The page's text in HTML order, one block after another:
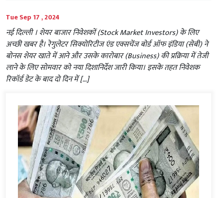
Tue Sep 17 , 2024
नई दिल्‍ली । शेयर बाजार निवेशकों (Stock Market Investors) के लिए
अच्छी खबर है। रेगुलेटर सिक्योरिटीज एंड एक्सचेंज बोर्ड ऑफ इंडिया (सेबी) ने
बोनस शेयर खाते में आने और उसके कारोबार (Business) की प्रक्रिया में तेजी
लाने के लिए सोमवार को नया दिशानिर्देश जारी किया। इसके तहत निवेशक
रिकॉर्ड डेट के बाद दो दिन में […]